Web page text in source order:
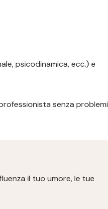
psicodinamica, ecc.) e
senza problemi
il tuo umore, le tue